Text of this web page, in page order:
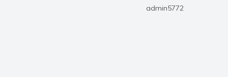
admin5772